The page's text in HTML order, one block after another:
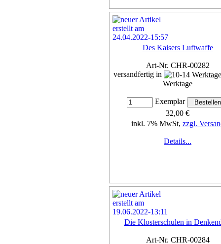
Des Kaisers Luftwaffe
Art-Nr. CHR-00282
versandfertig in
Werktage
Exemplar
32,00 €
inkl. 7% MwSt, zzgl.
Details...
Die Klosterschulen in
Art-Nr. CHR-00284